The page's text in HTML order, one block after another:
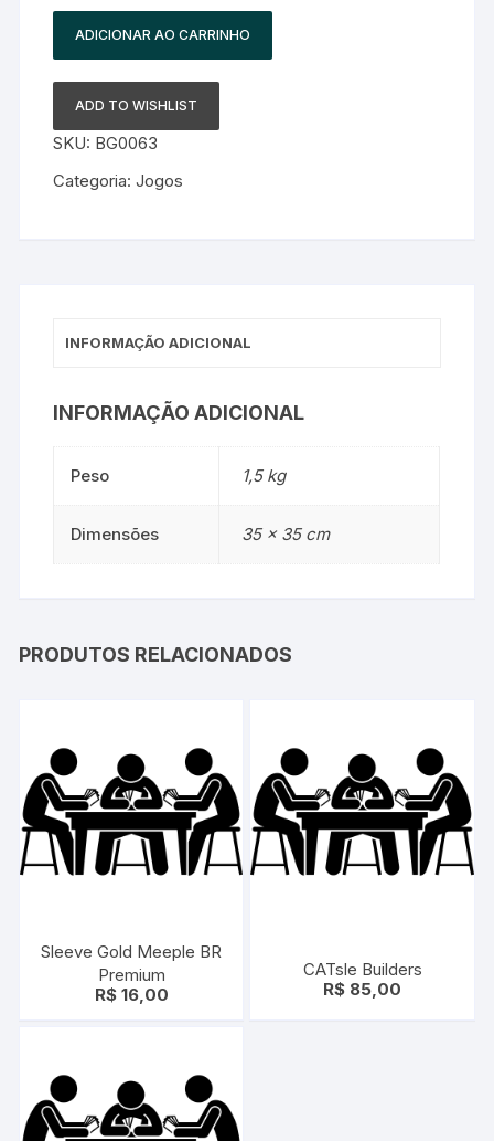
ADICIONAR AO CARRINHO
ADD TO WISHLIST
SKU: BG0063
Categoria:Jogos
INFORMAÇÃO ADICIONAL
INFORMAÇÃO ADICIONAL
Peso 1,5 kg
Dimensões 35 × 35 cm
PRODUTOS RELACIONADOS
Sleeve Gold Meeple BR
Premium
R$16,00
CATsle Builders
R$ 85,00